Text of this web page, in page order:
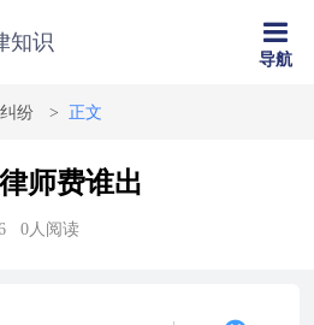
知识
导航
纷 正文
师费谁出
0人阅读